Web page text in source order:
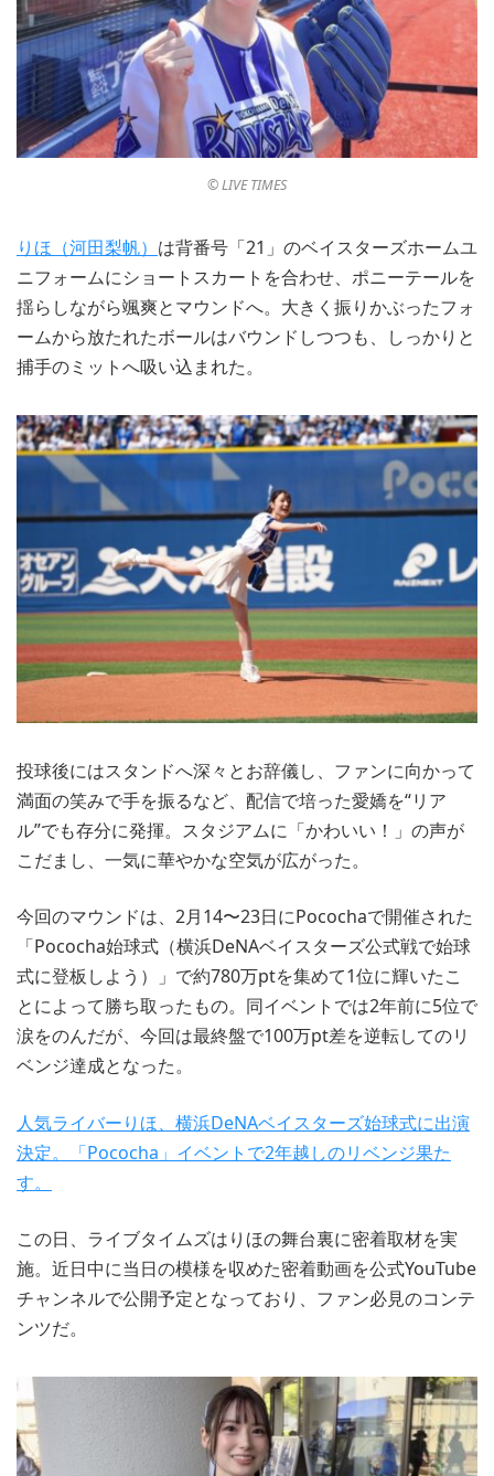
©︎ LIVE TIMES
りほ（河田梨帆） は背番号「21」のベイスターズホームユ
ニフォームにショートスカートを合わせ、ポニーテールを
揺らしながら颯爽とマウンドへ。大きく振りかぶったフォ
ームから放たれたボールはバウンドしつつも、しっかりと
捕手のミットへ吸い込まれた。
投球後にはスタンドへ深々とお辞儀し、ファンに向かって
満面の笑みで手を振るなど、配信で培った愛嬌を“リア
ル”でも存分に発揮。スタジアムに「かわいい！」の声が
こだまし、一気に華やかな空気が広がった。
今回のマウンドは、2月14〜23日にPocochaで開催された
「Pococha始球式（横浜DeNAベイスターズ公式戦で始球
式に登板しよう）」で約780万ptを集めて1位に輝いたこ
とによって勝ち取ったもの。同イベントでは2年前に5位で
涙をのんだが、今回は最終盤で100万pt差を逆転してのリ
ベンジ達成となった。
人気ライバーりほ、横浜DeNAベイスターズ始球式に出演
決定。「Pococha」イベントで2年越しのリベンジ果た
す。
この日、ライブタイムズはりほの舞台裏に密着取材を実
施。近日中に当日の模様を収めた密着動画を公式YouTube
チャンネルで公開予定となっており、ファン必見のコンテ
ンツだ。